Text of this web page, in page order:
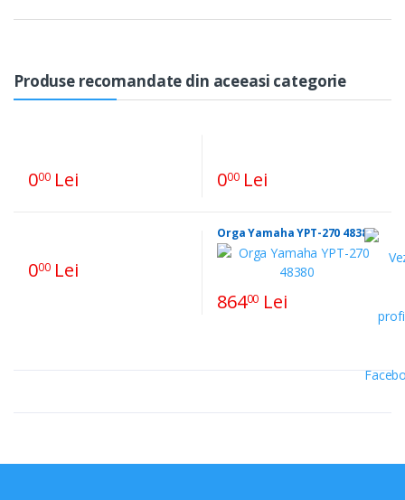
Produse recomandate din aceeasi categorie
000Lei 000Lei
000Lei
Orga Yamaha YPT-270 48380
86400 Lei